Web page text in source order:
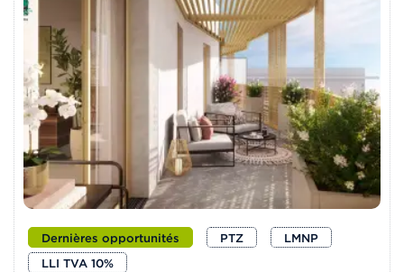
Dernières opportunités PTZ
LMNP
LLI TVA 10%